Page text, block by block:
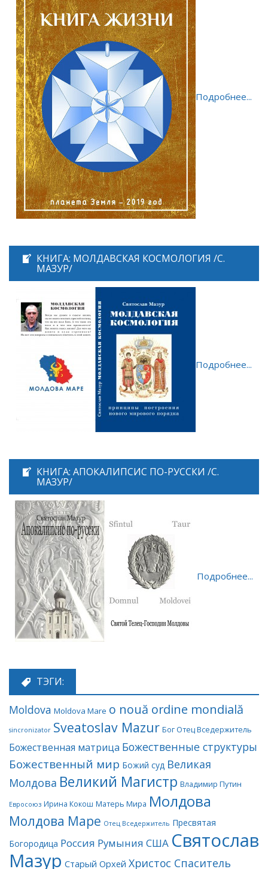
Подробнее...
КНИГА: МОЛДАВСКАЯ КОСМОЛОГИЯ /С.
МАЗУР/
Подробнее...
КНИГА: АПОКАЛИПСИС ПО-РУССКИ /С.
МАЗУР/
Подробнее...
ТЭГИ:
Moldova Moldova Mare o nouă ordine mondială
sincronizator Sveatoslav Mazur Бог Отец Вседержитель
Божественная матрица Божественные структуры
Божественный мир Божий суд Великая
Молдова Великий Магистр Владимир Путин
Евросоюз Ирина Кокош Матерь Мира Молдова
Молдова Маре Отец Вседержитель Пресвятая
Богородица Россия Румыния США Святослав
Мазур Старый Орхей Христос Спаситель